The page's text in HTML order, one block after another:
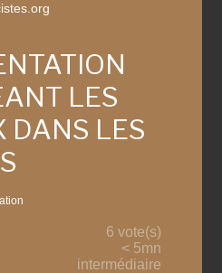
LES
DANS LES
6 vote(s)
< 5mn
intermédiaire